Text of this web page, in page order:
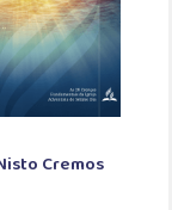
Cremos